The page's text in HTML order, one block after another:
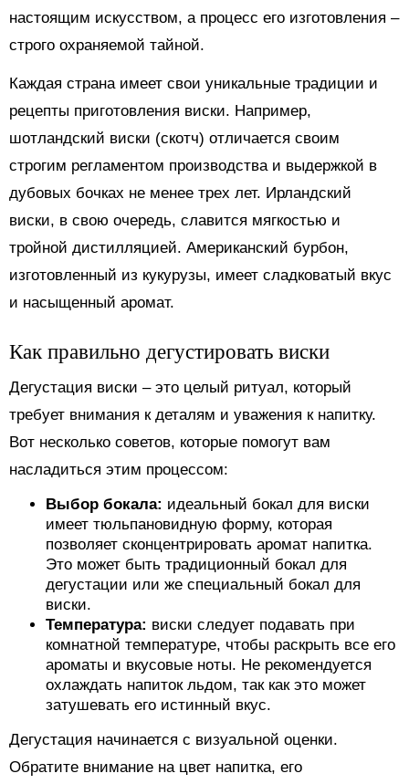
настоящим искусством, а процесс его изготовления –
строго охраняемой тайной.
Каждая страна имеет свои уникальные традиции и
рецепты приготовления виски. Например,
шотландский виски (скотч) отличается своим
строгим регламентом производства и выдержкой в
дубовых бочках не менее трех лет. Ирландский
виски, в свою очередь, славится мягкостью и
тройной дистилляцией. Американский бурбон,
изготовленный из кукурузы, имеет сладковатый вкус
и насыщенный аромат.
Как правильно дегустировать виски
Дегустация виски – это целый ритуал, который
требует внимания к деталям и уважения к напитку.
Вот несколько советов, которые помогут вам
насладиться этим процессом:
Выбор бокала: идеальный бокал для виски
имеет тюльпановидную форму, которая
позволяет сконцентрировать аромат напитка.
Это может быть традиционный бокал для
дегустации или же специальный бокал для
виски.
Температура: виски следует подавать при
комнатной температуре, чтобы раскрыть все его
ароматы и вкусовые ноты. Не рекомендуется
охлаждать напиток льдом, так как это может
затушевать его истинный вкус.
Дегустация начинается с визуальной оценки.
Обратите внимание на цвет напитка, его